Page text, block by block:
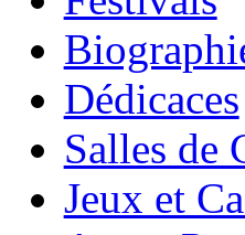
Dédicaces
Salles de
Jeux et